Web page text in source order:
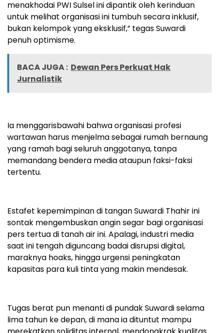
menakhodai PWI Sulsel ini dipantik oleh kerinduan
untuk melihat organisasi ini tumbuh secara inklusif,
bukan kelompok yang eksklusif,” tegas Suwardi
penuh optimisme.
BACA JUGA : Dewan Pers Perkuat Hak
Jurnalistik
Ia menggarisbawahi bahwa organisasi profesi
wartawan harus menjelma sebagai rumah bernaung
yang ramah bagi seluruh anggotanya, tanpa
memandang bendera media ataupun faksi-faksi
tertentu.
Estafet kepemimpinan di tangan Suwardi Thahir ini
sontak mengembuskan angin segar bagi organisasi
pers tertua di tanah air ini. Apalagi, industri media
saat ini tengah diguncang badai disrupsi digital,
maraknya hoaks, hingga urgensi peningkatan
kapasitas para kuli tinta yang makin mendesak.
Tugas berat pun menanti di pundak Suwardi selama
lima tahun ke depan, di mana ia dituntut mampu